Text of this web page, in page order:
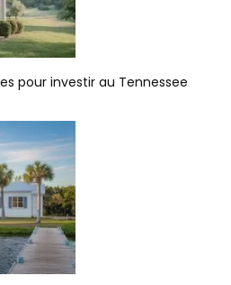
pour investir au Tennessee